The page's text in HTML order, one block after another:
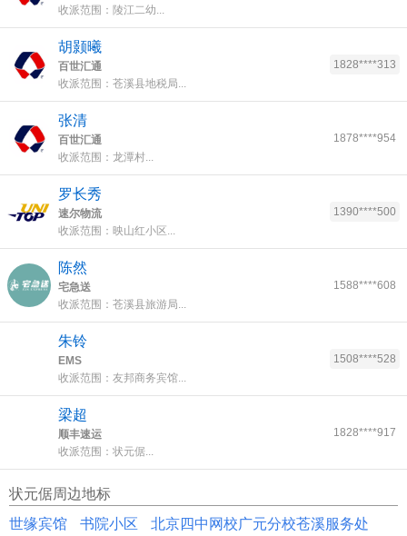
收派范围：陵江二幼...
胡颢曦
百世汇通
收派范围：苍溪县地税局...
1828****313
张清
百世汇通
收派范围：龙潭村...
1878****954
罗长秀
速尔物流
收派范围：映山红小区...
1390****500
陈然
宅急送
收派范围：苍溪县旅游局...
1588****608
朱铃
EMS
收派范围：友邦商务宾馆...
1508****528
梁超
顺丰速运
收派范围：状元倨...
1828****917
状元倨周边地标
世缘宾馆
书院小区 北京四中网校广元分校苍溪服务处